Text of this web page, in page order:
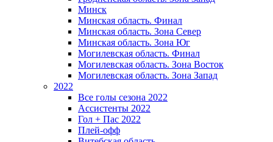
Минск
Минская область. Финал
Минская область. Зона Север
Минская область. Зона Юг
Могилевская область. Финал
Могилевская область. Зона Восток
Могилевская область. Зона Запад
2022
Все голы сезона 2022
Ассистенты 2022
Гол + Пас 2022
Плей-офф